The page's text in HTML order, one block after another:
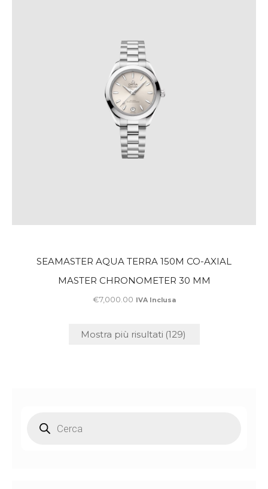
SEAMASTER AQUA TERRA 150M CO-AXIAL
MASTER CHRONOMETER 30 MM
€7,000.00 IVA Inclusa
Mostra più risultati (129)